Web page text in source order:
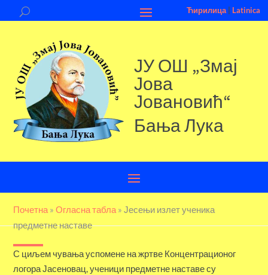
Ћирилица| Latinica
ЈУ ОШ „Змај
Јова
Јовановић“
Бања Лука
Почетна »Огласна табла »Јесењи излет ученика
предметне наставе
С циљем чувања успомене на жртве Концентрационог
логора Јасеновац, ученици предметне наставе су